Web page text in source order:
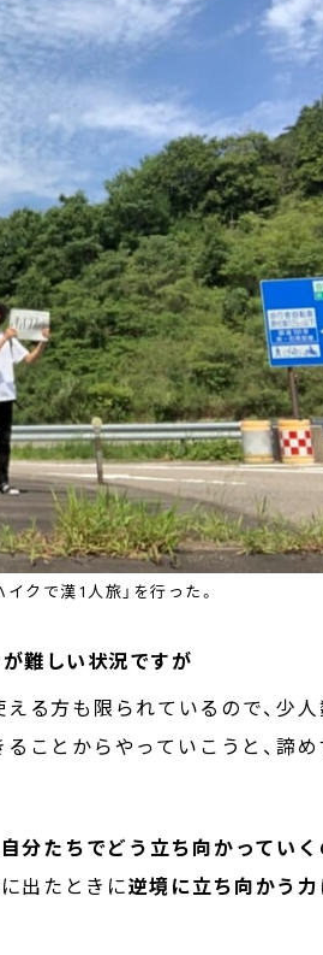
クで漢1人旅」を行った。
が難しい状況ですが
る方も限られているので、少人
ことからやっていこうと、諦め
分たちでどう立ち向かっていく
出たときに逆境に立ち向かう力